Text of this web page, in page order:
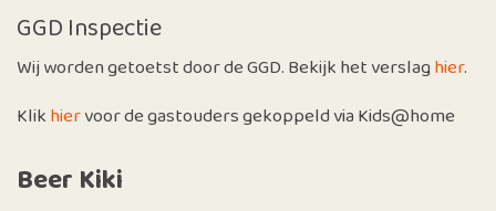
GGD Inspectie
Wij worden getoetst door de GGD. Bekijk het verslaghier.
Klikhiervoor de gastouders gekoppeld via Kids@home
Beer Kiki